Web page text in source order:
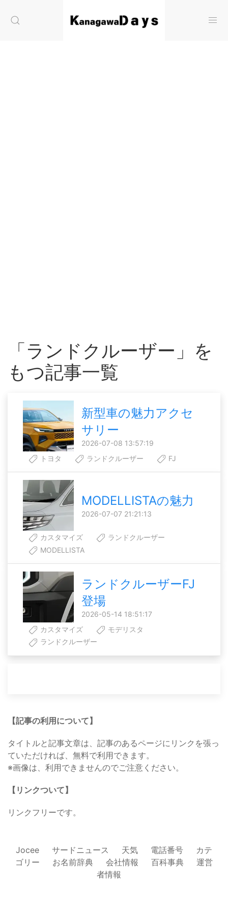
「ランドクルーザー」を
もつ記事一覧
新型車の魅力アクセ
サリー
2026-07-08 13:57:19
トヨタ
ランドクルーザー FJ
MODELLISTAの魅力
2026-07-07 21:21:13
カスタマイズ
ランドクルーザー
MODELLISTA
ランドクルーザーFJ
登場
2026-05-14 18:51:17
カスタマイズ
モデリスタ
ランドクルーザー
【記事の利用について】
タイトルと記事文章は、記事のあるページにリンクを張っ
ていただければ、無料で利用できます。
※画像は、利用できませんのでご注意ください。
【リンクついて】
リンクフリーです。
Jocee サードニュース 天気 電話番号
カテ
ゴリー
お名前辞典 会社情報 百科事典
運営
者情報